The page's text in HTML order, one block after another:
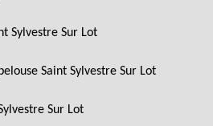
Sylvestre Sur Lot
Saint Sylvestre Sur Lot
Sur Lot